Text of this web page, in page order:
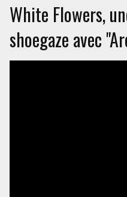
White Flowers,
shoegaze avec